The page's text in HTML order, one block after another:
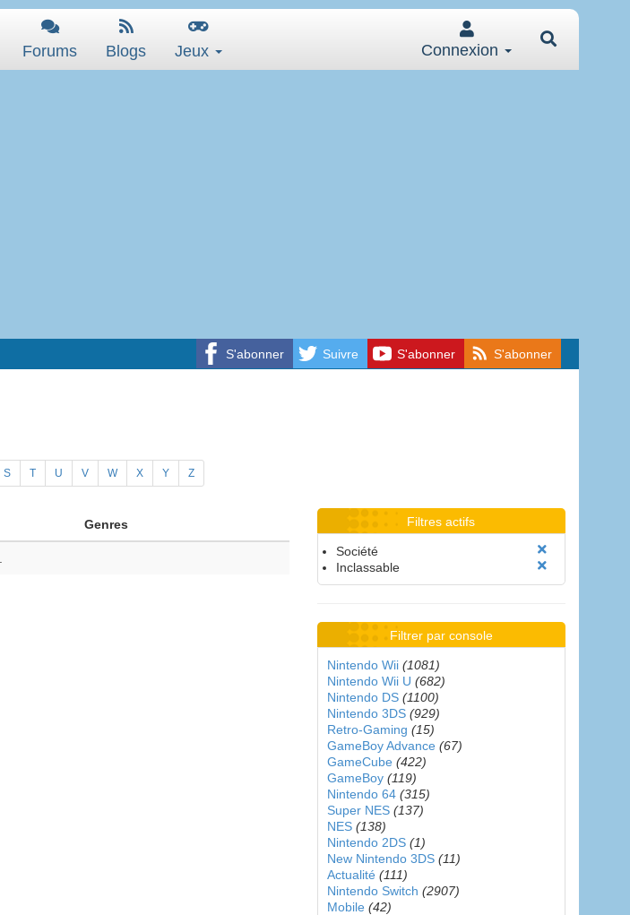
Forums Blogs Jeux Connexion
S'abonner Suivre S'abonner S'abonner
S T U V W X Y Z
Genres Filtres actifs
Société
Inclassable
Filtrer par console
Nintendo Wii (1081)
Nintendo Wii U (682)
Nintendo DS (1100)
Nintendo 3DS (929)
Retro-Gaming (15)
GameBoy Advance (67)
GameCube (422)
GameBoy (119)
Nintendo 64 (315)
Super NES (137)
NES (138)
Nintendo 2DS (1)
New Nintendo 3DS (11)
Actualité (111)
Nintendo Switch (2907)
Mobile (42)